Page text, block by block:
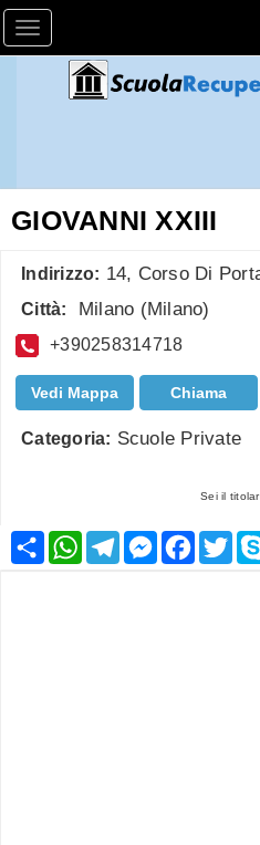
Toggle navigation
GIOVANNI XXIII
Indirizzo: 14, Corso Di
Città: Milano (Milano)
+390258314718
Vedi Mappa Chiama
Categoria: Scuole Private
Sei il
CondividiWhatsApp
TelegramMessenger